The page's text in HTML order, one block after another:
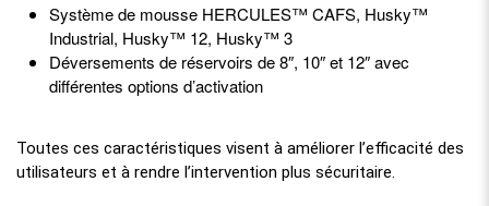
Système de mousse HERCULES™ CAFS, Husky™
Industrial, Husky™ 12, Husky™ 3
Déversements de réservoirs de 8″, 10″ et 12″ avec
différentes options d’activation
Toutes ces caractéristiques visent à améliorer l’efficacité des
utilisateurs et à rendre l’intervention plus sécuritaire.